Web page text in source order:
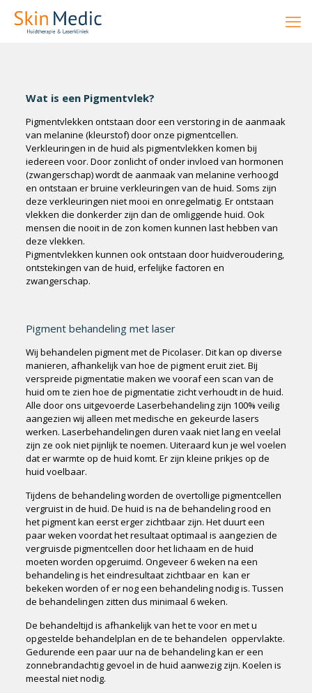
Wat is een Pigmentvlek?
Pigmentvlekken ontstaan door een verstoring in de aanmaak
van melanine (kleurstof) door onze pigmentcellen.
Verkleuringen in de huid als pigmentvlekken komen bij
iedereen voor. Door zonlicht of onder invloed van hormonen
(zwangerschap) wordt de aanmaak van melanine verhoogd
en ontstaan er bruine verkleuringen van de huid. Soms zijn
deze verkleuringen niet mooi en onregelmatig. Er ontstaan
vlekken die donkerder zijn dan de omliggende huid. Ook
mensen die nooit in de zon komen kunnen last hebben van
deze vlekken.
Pigmentvlekken kunnen ook ontstaan door huidveroudering,
ontstekingen van de huid, erfelijke factoren en
zwangerschap.
Pigment behandeling met laser
Wij behandelen pigment met de Picolaser. Dit kan op diverse
manieren, afhankelijk van hoe de pigment eruit ziet. Bij
verspreide pigmentatie maken we vooraf een scan van de
huid om te zien hoe de pigmentatie zicht verhoudt in de huid.
Alle door ons uitgevoerde Laserbehandeling zijn 100% veilig
aangezien wij alleen met medische en gekeurde lasers
werken. Laserbehandelingen duren vaak niet lang en veelal
zijn ze ook niet pijnlijk te noemen. Uiteraard kun je wel voelen
dat er warmte op de huid komt. Er zijn kleine prikjes op de
huid voelbaar.
Tijdens de behandeling worden de overtollige pigmentcellen
vergruist in de huid. De huid is na de behandeling rood en
het pigment kan eerst erger zichtbaar zijn. Het duurt een
paar weken voordat het resultaat optimaal is aangezien de
vergruisde pigmentcellen door het lichaam en de huid
moeten worden opgeruimd. Ongeveer 6 weken na een
behandeling is het eindresultaat zichtbaar en kan er
bekeken worden of er nog een behandeling nodig is. Tussen
de behandelingen zitten dus minimaal 6 weken.
De behandeltijd is afhankelijk van het te voor en met u
opgestelde behandelplan en de te behandelen oppervlakte.
Gedurende een paar uur na de behandeling kan er een
zonnebrandachtig gevoel in de huid aanwezig zijn. Koelen is
meestal niet nodig.